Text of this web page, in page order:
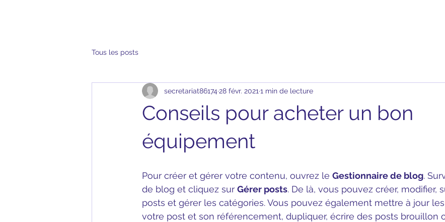
Tous les posts
Conseils pour acheter un bon
équipement
secretariat86174 28 févr. 2021 1 min de lecture
Pour créer et gérer votre contenu, ouvrez le Gestionnaire de blog.
de blog et cliquez sur Gérer posts. De là, vous pouvez créer, modifier,
posts et gérer les catégories. Vous pouvez également mettre à jour
votre post et son référencement, dupliquer, écrire des posts brouillon